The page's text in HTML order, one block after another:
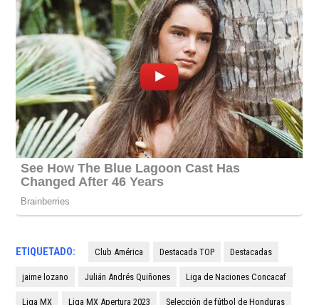
ETIQUETADO: Club América Destacada TOP Destacadas
jaime lozano Julián Andrés Quiñones Liga de Naciones Concacaf
Liga MX Liga MX Apertura 2023 Selección de fútbol de Honduras